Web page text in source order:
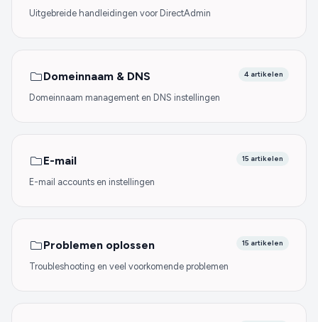
Uitgebreide handleidingen voor DirectAdmin
Domeinnaam & DNS 4 artikelen
Domeinnaam management en DNS instellingen
E-mail 15 artikelen
E-mail accounts en instellingen
Problemen oplossen 15 artikelen
Troubleshooting en veel voorkomende problemen